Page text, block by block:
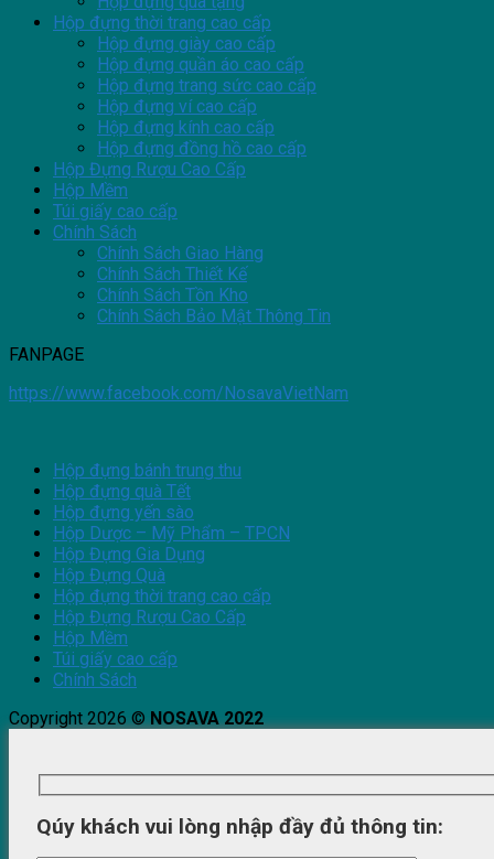
Hộp đựng thời trang cao cấp
Hộp đựng giày cao cấp
Hộp đựng quần áo cao cấp
Hộp đựng trang sức cao cấp
Hộp đựng ví cao cấp
Hộp đựng kính cao cấp
Hộp đựng đồng hồ cao cấp
Hộp Đựng Rượu Cao Cấp
Hộp Mềm
Túi giấy cao cấp
Chính Sách
Chính Sách Giao Hàng
Chính Sách Thiết Kế
Chính Sách Tồn Kho
Chính Sách Bảo Mật Thông Tin
FANPAGE
https://www.facebook.com/NosavaVietNam
Hộp đựng bánh trung thu
Hộp đựng quà Tết
Hộp đựng yến sào
Hộp Dược – Mỹ Phẩm – TPCN
Hộp Đựng Gia Dụng
Hộp Đựng Quà
Hộp đựng thời trang cao cấp
Hộp Đựng Rượu Cao Cấp
Hộp Mềm
Túi giấy cao cấp
Chính Sách
Copyright 2026 ©NOSAVA 2022
Qúy khách vui lòng nhập đầy đủ thông tin: